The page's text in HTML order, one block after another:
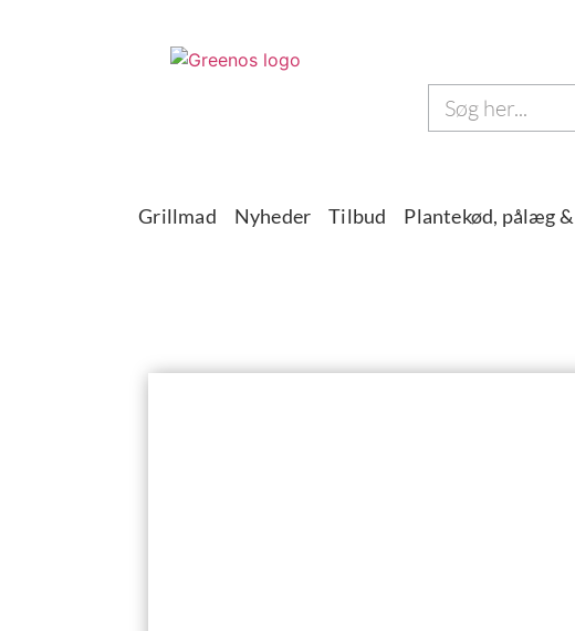
Grillmad Nyheder Tilbud Plantekød, pålæg